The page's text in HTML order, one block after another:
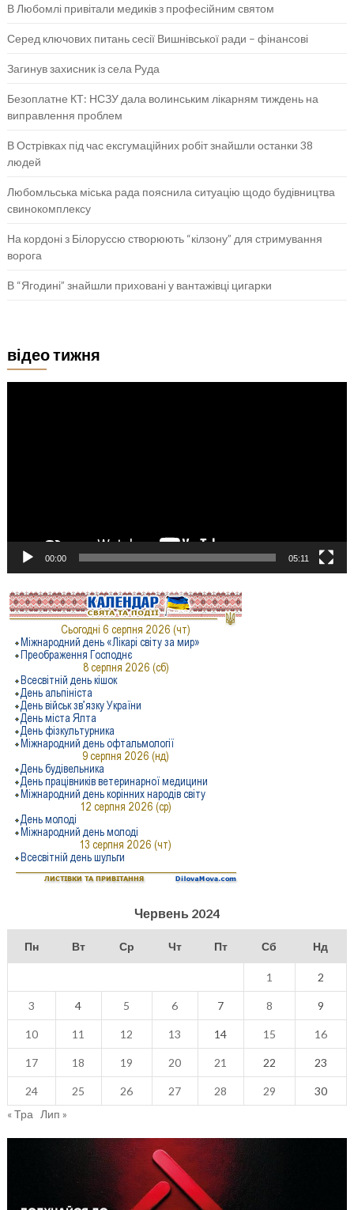
В Любомлі привітали медиків з професійним святом
Серед ключових питань сесії Вишнівської ради – фінансові
Загинув захисник із села Руда
Безоплатне КТ: НСЗУ дала волинським лікарням тиждень на
виправлення проблем
В Острівках під час ексгумаційних робіт знайшли останки 38
людей
Любомльська міська рада пояснила ситуацію щодо будівництва
свинокомплексу
На кордоні з Білоруссю створюють “кілзону” для стримування
ворога
В “Ягодині” знайшли приховані у вантажівці цигарки
відео тижня
00:00 05:11
Червень 2024
Пн Вт Ср Чт Пт Сб Нд
1 2
3 4 5 6 7 8 9
10 11 12 13 14 15 16
17 18 19 20 21 22 23
24 25 26 27 28 29
30
« Тра
Лип »